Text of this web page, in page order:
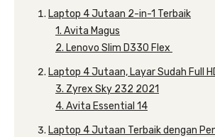
Laptop 4 Jutaan 2-in-1 Terbaik
1. Avita Magus
2. Lenovo Slim D330 Flex
Laptop 4 Jutaan, Layar Sudah Full
3. Zyrex Sky 232 2021
4. Avita Essential 14
Laptop 4 Jutaan Terbaik dengan